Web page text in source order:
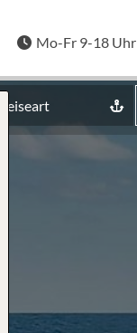
Mo-Fr 9-18 Uhr
Reiseart